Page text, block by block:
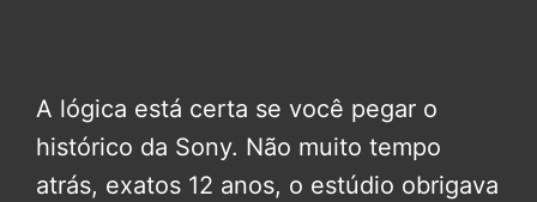
A lógica está certa se você pegar o
histórico da Sony. Não muito tempo
atrás, exatos 12 anos, o estúdio obrigava